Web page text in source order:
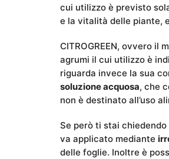
cui utilizzo è previsto
e la vitalità delle piante,
CITROGREEN, ovvero il
agrumi il cui utilizzo è
riguarda invece la sua
soluzione acquosa, che
non è destinato all’uso
Se però ti stai
va applicato mediante
delle foglie. Inoltre è